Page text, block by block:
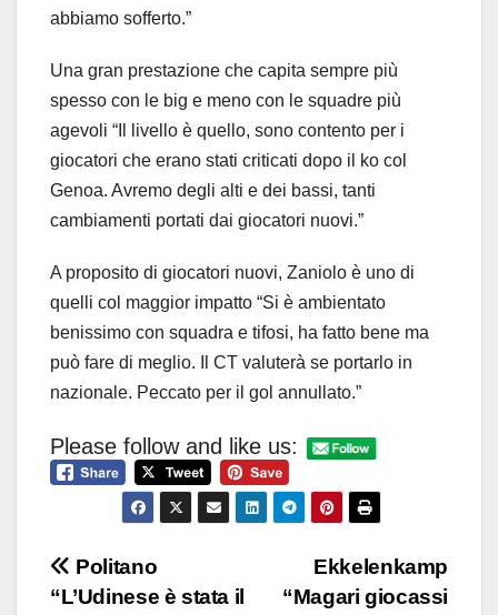
abbiamo sofferto.”
Una gran prestazione che capita sempre più
spesso con le big e meno con le squadre più
agevoli “Il livello è quello, sono contento per i
giocatori che erano stati criticati dopo il ko col
Genoa. Avremo degli alti e dei bassi, tanti
cambiamenti portati dai giocatori nuovi.”
A proposito di giocatori nuovi, Zaniolo è uno di
quelli col maggior impatto “Si è ambientato
benissimo con squadra e tifosi, ha fatto bene ma
può fare di meglio. Il CT valuterà se portarlo in
nazionale. Peccato per il gol annullato.”
Please follow and like us:
Navigazione
Ekkelenkamp
“Magari giocassi
Politano
“L’Udinese è stata il